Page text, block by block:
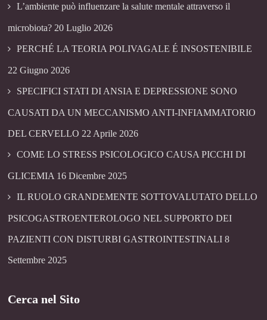
L’ambiente può influenzare la salute mentale attraverso il
microbiota? 20 Luglio 2026
PERCHÉ LA TEORIA POLIVAGALE É INSOSTENIBILE
22 Giugno 2026
SPECIFICI STATI DI ANSIA E DEPRESSIONE SONO
CAUSATI DA UN MECCANISMO ANTI-INFIAMMATORIO
DEL CERVELLO 22 Aprile 2026
COME LO STRESS PSICOLOGICO CAUSA PICCHI DI
GLICEMIA 16 Dicembre 2025
IL RUOLO GRANDEMENTE SOTTOVALUTATO DELLO
PSICOGASTROENTEROLOGO NEL SUPPORTO DEI
PAZIENTI CON DISTURBI GASTROINTESTINALI 8
Settembre 2025
Cerca nel Sito